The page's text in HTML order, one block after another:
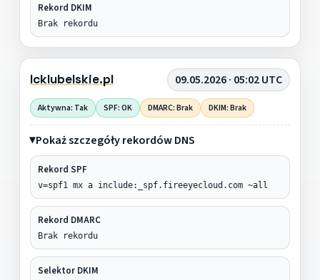
Rekord DKIM
Brak rekordu
lcklubelskie.pl 09.05.2026 · 05:02 UTC
Aktywna: Tak SPF: OK DMARC: Brak DKIM: Brak
Pokaż szczegóły rekordów DNS
Rekord SPF
v=spf1 mx a include:_spf.fireeyecloud.com ~all
Rekord DMARC
Brak rekordu
Selektor DKIM